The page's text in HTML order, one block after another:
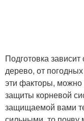
Подготовка зависит
дерево, от
эти факторы, можно
защиты корневой
защищаемой вами